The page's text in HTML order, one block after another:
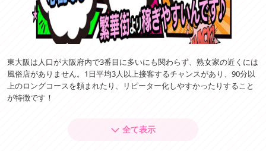
東大阪は人口が大阪府内で3番目に多いにも関わらず、熟女家の近くには
風俗店がありません。1日平均3人以上接客するチャンスがあり、90分以
上のロングコースを頼まれたり、リピーター化しやすかったりすること
が特徴です！
ンクがあったりする人にもおすすめ。働きやすさにもこだわったお店な
全て表示